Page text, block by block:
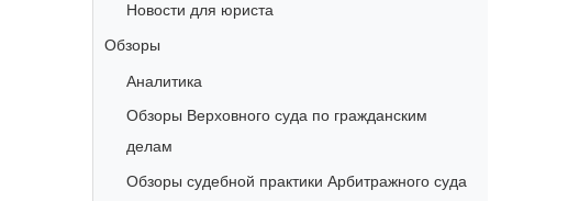
Новости для юриста
Обзоры
Аналитика
Обзоры Верховного суда по гражданским
делам
Обзоры судебной практики Арбитражного суда